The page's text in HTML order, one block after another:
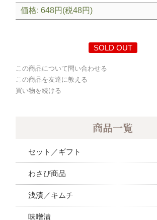
価格: 648円(税48円)
SOLD OUT
この商品について問い合わせる
この商品を友達に教える
買い物を続ける
商品一覧
セット／ギフト
わさび商品
浅漬／キムチ
味噌漬